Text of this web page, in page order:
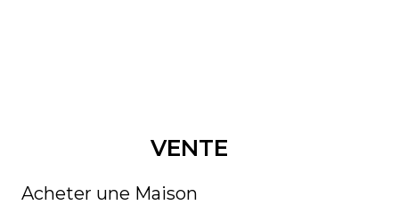
VENTE
Acheter une Maison